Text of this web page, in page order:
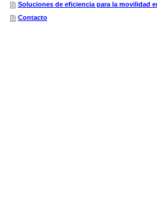
Soluciones de eficiencia para la movilidad
Contacto